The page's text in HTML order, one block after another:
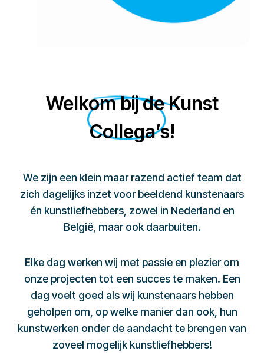
Welkom bij de Kunst
Collega’s!
We zijn een klein maar razend actief team dat
zich dagelijks inzet voor beeldend kunstenaars
én kunstliefhebbers, zowel in Nederland en
België, maar ook daarbuiten.
Elke dag werken wij met passie en plezier om
onze projecten tot een succes te maken. Een
dag voelt goed als wij kunstenaars hebben
geholpen om, op welke manier dan ook, hun
kunstwerken onder de aandacht te brengen van
zoveel mogelijk kunstliefhebbers!